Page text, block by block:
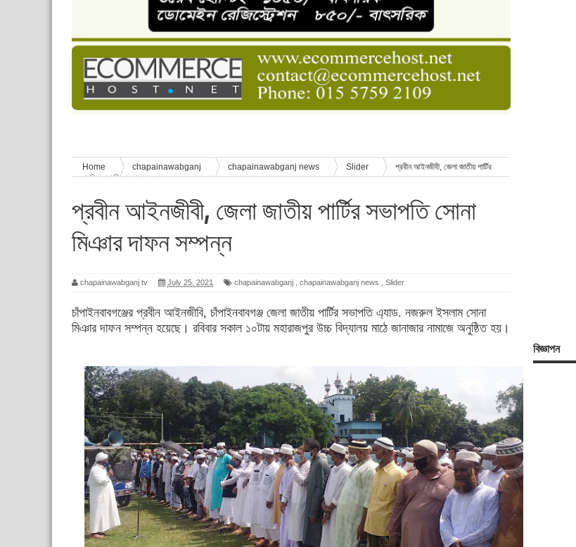
চাঁপাইনবাবগঞ্জে শেষ হয়েছে ৫ দিনের স্কাউট ইউনিট লিডার বেসিক কোর্স
বাংলাদেশ স্কাউটস দিবস পালন
পানি সংকট, কলস নিয়ে বিক্ষোভ
ঈদের শুভেচ্ছা জানিয়েছেন সাবেক ছাত্রলীগ নেতা আবু হাসনাত সুমন
শিশু সুরক্ষা বিষয়ে চাঁপাইনবাবগঞ্জে দুই দিনব্যাপী প্রশিক্ষণ
বিজ্ঞাপন
Home chapainawabganj chapainawabganj news Slider
প্রবীন আইনজীবী, জেলা জাতীয় পার্টির
সভাপতি সোনা মিঞার দাফন সম্পন্ন
প্রবীন আইনজীবী, জেলা জাতীয় পার্টির সভাপতি সোনা
মিঞার দাফন সম্পন্ন
chapainawabganj tv July 25, 2021 chapainawabganj chapainawabganj news Slider
চাঁপাইনবাবগঞ্জের প্রবীন আইনজীবি, চাঁপাইনবাবগঞ্জ জেলা জাতীয় পার্টির সভাপতি এ্যাড. নজরুল ইসলাম সোনা
মিঞার দাফন সম্পন্ন হয়েছে। রবিবার সকাল ১০টায় মহারাজপুর উচ্চ বিদ্যালয় মাঠে জানাজার নামাজে অনুষ্ঠিত হয়।